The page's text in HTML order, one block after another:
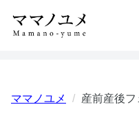
ママノユメ 産前産後フ